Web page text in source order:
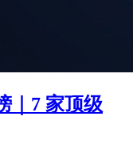
｜7 家顶级